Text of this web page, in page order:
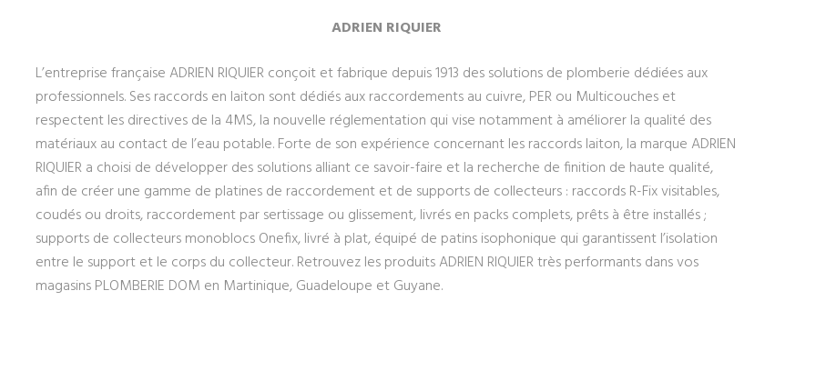
ADRIEN RIQUIER
L’entreprise française ADRIEN RIQUIER conçoit et fabrique depuis 1913 des solutions de plomberie dédiées aux
professionnels. Ses raccords en laiton sont dédiés aux raccordements au cuivre, PER ou Multicouches et
respectent les directives de la 4MS, la nouvelle réglementation qui vise notamment à améliorer la qualité des
matériaux au contact de l’eau potable. Forte de son expérience concernant les raccords laiton, la marque ADRIEN
RIQUIER a choisi de développer des solutions alliant ce savoir-faire et la recherche de finition de haute qualité,
afin de créer une gamme de platines de raccordement et de supports de collecteurs : raccords R-Fix visitables,
coudés ou droits, raccordement par sertissage ou glissement, livrés en packs complets, prêts à être installés ;
supports de collecteurs monoblocs Onefix, livré à plat, équipé de patins isophonique qui garantissent l’isolation
entre le support et le corps du collecteur. Retrouvez les produits ADRIEN RIQUIER très performants dans vos
magasins PLOMBERIE DOM en Martinique, Guadeloupe et Guyane.